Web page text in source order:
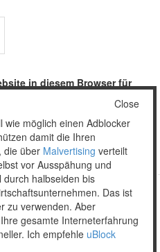
in diesem Browser für
täglich Spam.
by themehall.com
Close
wie möglich einen Adblocker
damit die Ihren
die über Malvertising verteilt
vor Ausspähung und
halbseiden bis
Das ist
zu verwenden. Aber
gesamte Interneterfahrung
Ich empfehle uBlock